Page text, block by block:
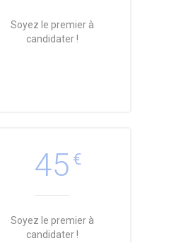
Soyez le premier à
candidater !
45 €
Soyez le premier à
candidater !